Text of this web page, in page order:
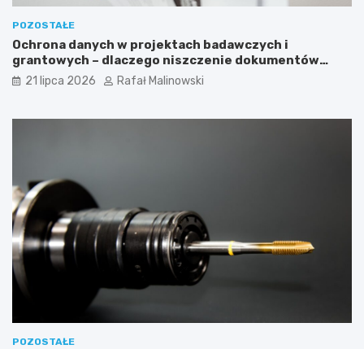
POZOSTAŁE
Ochrona danych w projektach badawczych i
grantowych – dlaczego niszczenie dokumentów
musi być częścią procedury?
21 lipca 2026 Rafał Malinowski
POZOSTAŁE